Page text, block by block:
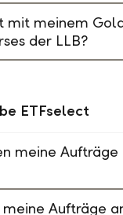
mit meinem
der LLB?
ETFselect
meine Aufträge
Aufträge